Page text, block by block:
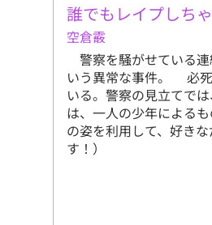
誰でもレイプしち
空倉霰
警察を騒がせている
いう異常な事件。 必死
いる。警察の見立てで
は、一人の少年による
の姿を利用して、好き
す！）